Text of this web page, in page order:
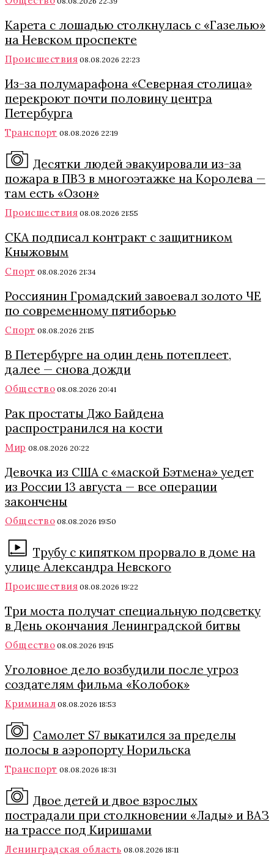
Карета с лошадью столкнулась с «Газелью»
на Невском проспекте
Происшествия 08.08.2026 22:23
Из-за полумарафона «Северная столица»
перекроют почти половину центра
Петербурга
Транспорт 08.08.2026 22:19
Десятки людей эвакуировали из-за
пожара в ПВЗ в многоэтажке на Королева —
там есть «Озон»
Происшествия 08.08.2026 21:55
СКА подписал контракт с защитником
Кныжовым
Спорт 08.08.2026 21:34
Россиянин Громадский завоевал золото ЧЕ
по современному пятиборью
Спорт 08.08.2026 21:15
В Петербурге на один день потеплеет,
далее — снова дожди
Общество 08.08.2026 20:41
Рак простаты Джо Байдена
распространился на кости
Мир 08.08.2026 20:22
Девочка из США с «маской Бэтмена» уедет
из России 13 августа — все операции
закончены
Общество 08.08.2026 19:50
Трубу с кипятком прорвало в доме на
улице Александра Невского
Происшествия 08.08.2026 19:22
Три моста получат специальную подсветку
в День окончания Ленинградской битвы
Общество 08.08.2026 19:15
Уголовное дело возбудили после угроз
создателям фильма «Колобок»
Криминал 08.08.2026 18:53
Самолет S7 выкатился за пределы
полосы в аэропорту Норильска
Транспорт 08.08.2026 18:31
Двое детей и двое взрослых
пострадали при столкновении «Лады» и ВАЗ
на трассе под Киришами
Ленинградская область 08.08.2026 18:11